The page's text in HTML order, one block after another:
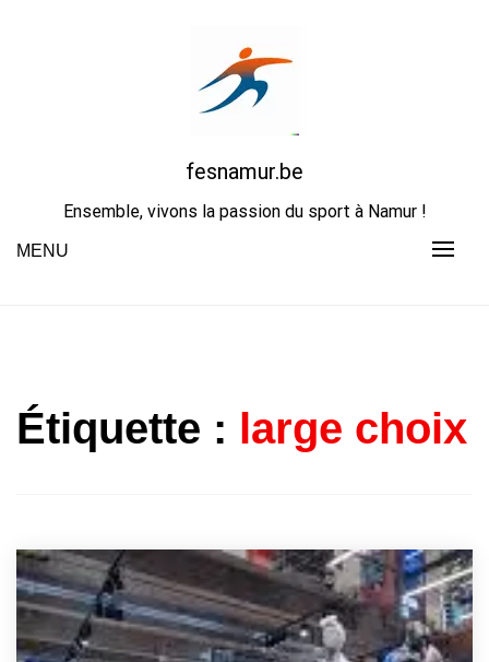
fesnamur.be
Ensemble, vivons la passion du sport à Namur !
MENU
Étiquette : large choix